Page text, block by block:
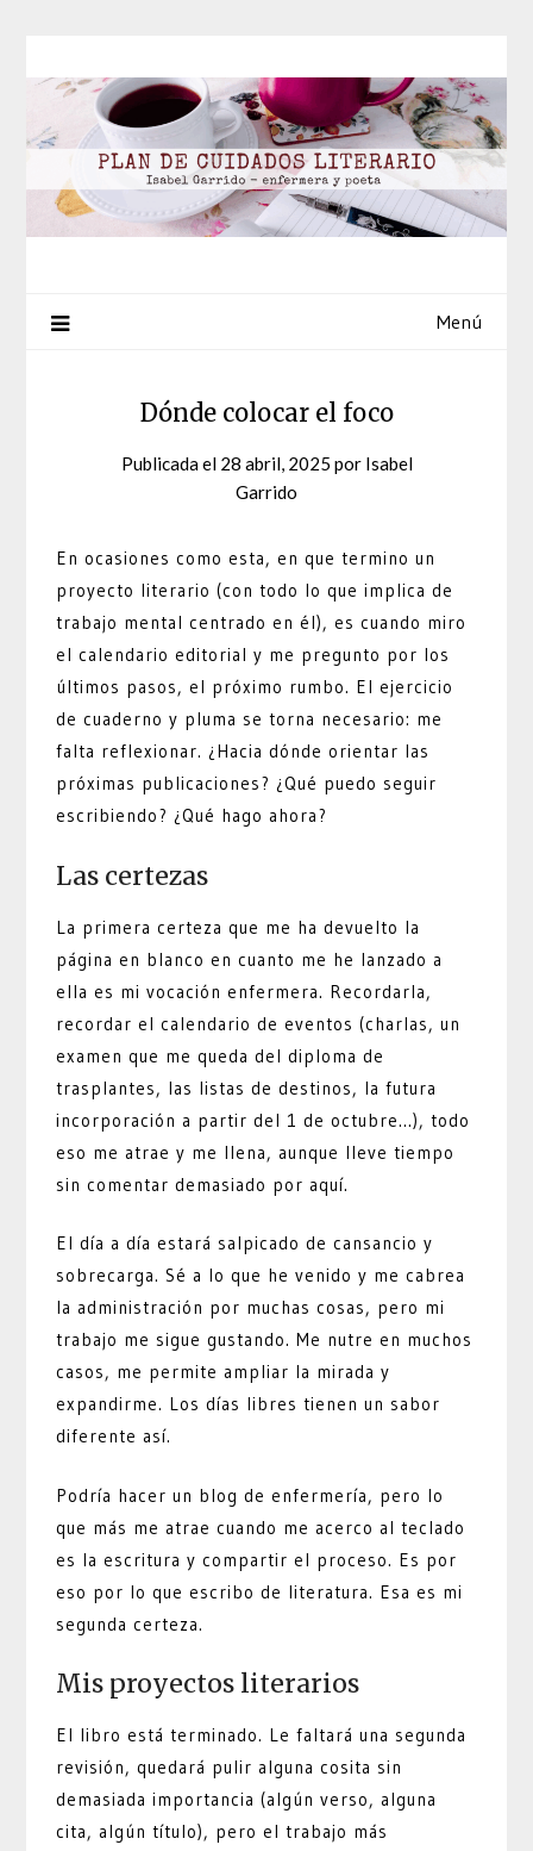
contenido
Menú
Dónde colocar el foco
Publicada el 28 abril, 2025 por Isabel
Garrido
En ocasiones como esta, en que termino un
proyecto literario (con todo lo que implica de
trabajo mental centrado en él), es cuando miro
el calendario editorial y me pregunto por los
últimos pasos, el próximo rumbo. El ejercicio
de cuaderno y pluma se torna necesario: me
falta reflexionar. ¿Hacia dónde orientar las
próximas publicaciones? ¿Qué puedo seguir
escribiendo? ¿Qué hago ahora?
Las certezas
La primera certeza que me ha devuelto la
página en blanco en cuanto me he lanzado a
ella es mi vocación enfermera. Recordarla,
recordar el calendario de eventos (charlas, un
examen que me queda del diploma de
trasplantes, las listas de destinos, la futura
incorporación a partir del 1 de octubre…), todo
eso me atrae y me llena, aunque lleve tiempo
sin comentar demasiado por aquí.
El día a día estará salpicado de cansancio y
sobrecarga. Sé a lo que he venido y me cabrea
la administración por muchas cosas, pero mi
trabajo me sigue gustando. Me nutre en muchos
casos, me permite ampliar la mirada y
expandirme. Los días libres tienen un sabor
diferente así.
Podría hacer un blog de enfermería, pero lo
que más me atrae cuando me acerco al teclado
es la escritura y compartir el proceso. Es por
eso por lo que escribo de literatura. Esa es mi
segunda certeza.
Mis proyectos literarios
El libro está terminado. Le faltará una segunda
revisión, quedará pulir alguna cosita sin
demasiada importancia (algún verso, alguna
cita, algún título), pero el trabajo más